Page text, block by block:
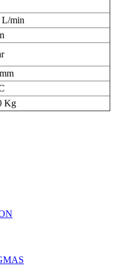
L/min
Kg